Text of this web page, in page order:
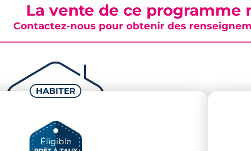
La vente de ce programme
Contactez-nous pour obtenir des